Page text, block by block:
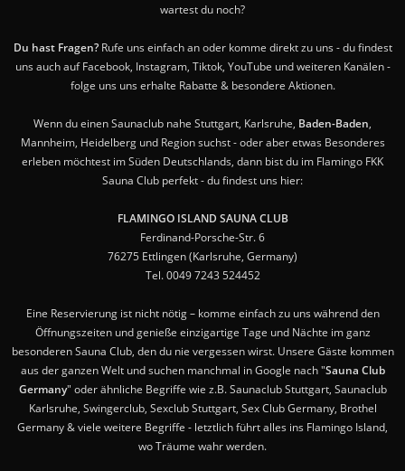
wartest du noch?
Du hast Fragen?Rufe uns einfach an oder komme direkt zu uns - du findest
uns auch auf Facebook, Instagram, Tiktok, YouTube und weiteren Kanälen -
folge uns uns erhalte Rabatte & besondere Aktionen.
Wenn du einen Saunaclub nahe Stuttgart, Karlsruhe, Baden-Baden,
Mannheim, Heidelberg und Region suchst - oder aber etwas Besonderes
erleben möchtest im Süden Deutschlands, dann bist du im Flamingo FKK
Sauna Club perfekt - du findest uns hier:
FLAMINGO ISLAND SAUNA CLUB
Ferdinand-Porsche-Str. 6
76275 Ettlingen (Karlsruhe, Germany)
Tel. 0049 7243 524452
Eine Reservierung ist nicht nötig – komme einfach zu uns während den
Öffnungszeiten und genieße einzigartige Tage und Nächte im ganz
besonderen Sauna Club, den du nie vergessen wirst. Unsere Gäste kommen
aus der ganzen Welt und suchen manchmal in Google nach "Sauna Club
Germany" oder ähnliche Begriffe wie z.B. Saunaclub Stuttgart, Saunaclub
Karlsruhe, Swingerclub, Sexclub Stuttgart, Sex Club Germany, Brothel
Germany & viele weitere Begriffe - letztlich führt alles ins Flamingo Island,
wo Träume wahr werden.